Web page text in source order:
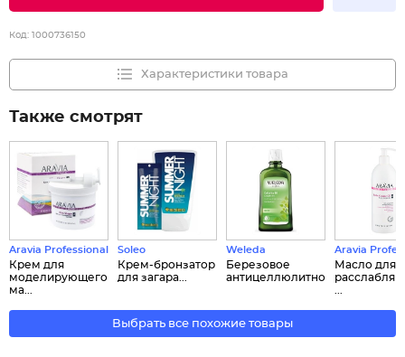
Код: 1000736150
Характеристики товара
Также смотрят
Aravia Professional
Крем для
моделирующего
ма...
Soleo
Крем-бронзатор
для загара...
Weleda
Березовое
антицеллюлитное...
Aravia
Масло для
Выбрать все похожие товары